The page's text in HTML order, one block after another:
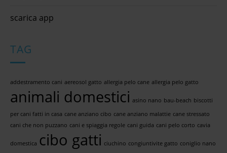
scarica app
TAG
addestramento cani aereosol gatto allergia pelo cane allergia pelo gatto
animali domestici asino nano bau-beach biscotti
per cani fatti in casa cane anziano cibo cane anziano malattie cane stressato
cani che non puzzano cani e spiaggia regole cani guida cani pelo corto cavia
domestica cibo gatti ciuchino congiuntivite gatto coniglio nano